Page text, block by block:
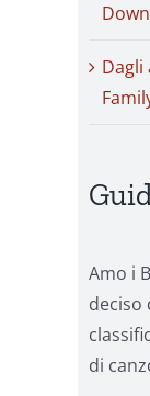
Dagli
Amo i
deciso
di